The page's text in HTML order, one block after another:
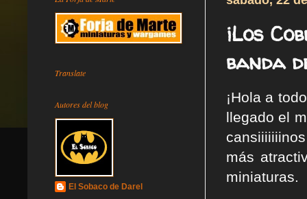
¡Los
banda
¡Hola a
llegado el
más
miniaturas.
Translate
Autores del blog
El Sobaco de Darel